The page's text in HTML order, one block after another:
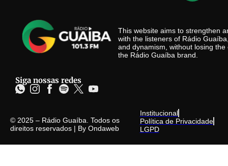
This website aims to strengthen
with the listeners of Rádio
and dynamism, without losing
the Rádio Guaíba brand.
Siga nossas redes
© 2025 – Rádio Guaíba. Todos os
direitos reservados | By Ondaweb
Institucional
Política de Privacidade
LGPD